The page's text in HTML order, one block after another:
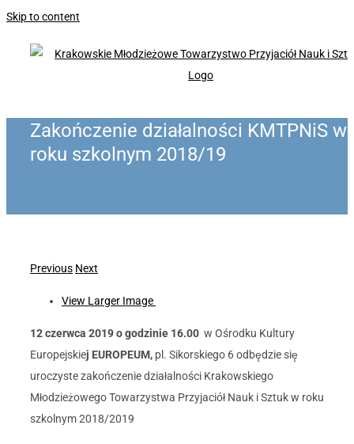
Skip to content
Zakończenie działalności KMTPNiS w
roku szkolnym 2018/19
Previous Next
View Larger Image
12 czerwca 2019 o godzinie 16.00 w Ośrodku Kultury
Europejskiej EUROPEUM, pl. Sikorskiego 6 odbędzie się
uroczyste zakończenie działalności Krakowskiego
Młodzieżowego Towarzystwa Przyjaciół Nauk i Sztuk w roku
szkolnym 2018/2019